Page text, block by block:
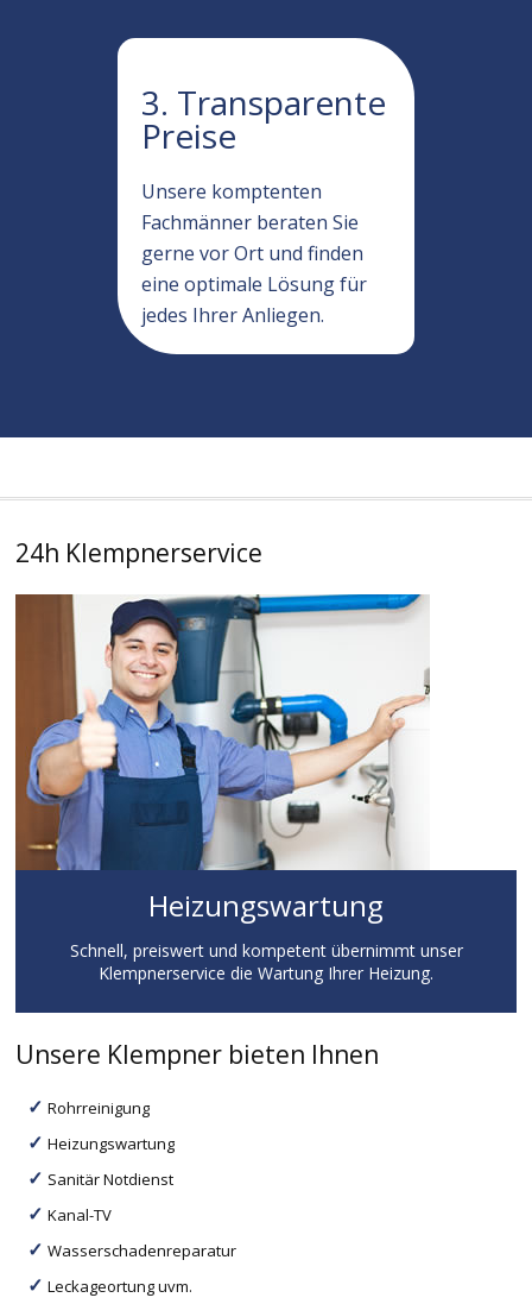
3. Transparente
Preise
Unsere komptenten
Fachmänner beraten Sie
gerne vor Ort und finden
eine optimale Lösung für
jedes Ihrer Anliegen.
24h Klempnerservice
Heizungswartung
Schnell, preiswert und kompetent übernimmt unser
Klempnerservice die Wartung Ihrer Heizung.
Unsere Klempner bieten Ihnen
Rohrreinigung
Heizungswartung
Sanitär Notdienst
Kanal-TV
Wasserschadenreparatur
Leckageortung uvm.